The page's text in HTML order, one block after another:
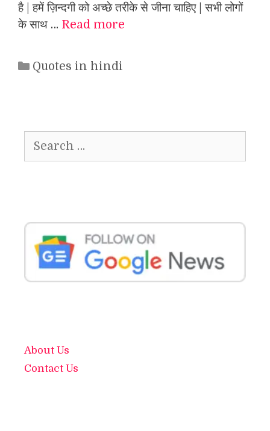
है | हमें ज़िन्दगी को अच्छे तरीके से जीना चाहिए | सभी लोगों
के साथ … Read more
Categories
Quotes in hindi
for:
About Us
Contact Us